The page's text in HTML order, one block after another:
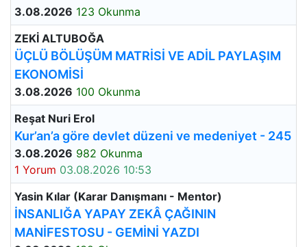
3.08.2026 123 Okunma
ZEKİ ALTUBOĞA
ÜÇLÜ BÖLÜŞÜM MATRİSİ VE ADİL PAYLAŞIM
EKONOMİSİ
3.08.2026 100 Okunma
Reşat Nuri Erol
Kur’an’a göre devlet düzeni ve medeniyet - 245
3.08.2026 982 Okunma
1 Yorum 03.08.2026 10:53
Yasin Kılar (Karar Danışmanı - Mentor)
İNSANLIĞA YAPAY ZEKÂ ÇAĞININ
MANİFESTOSU - GEMİNİ YAZDI